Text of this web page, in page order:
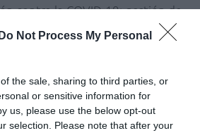
Do Not Process My Personal
the sale, sharing to third parties, or
or sensitive information for
us, please use the below opt-out
selection. Please note that after your
contra la COVID-19; gestión de
sensibles de sufrir
los primeros meses de
Hospitalario y
(DHDH); distribución de